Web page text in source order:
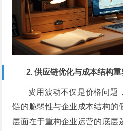
2. 供应链优化与成本结构重
费用波动不仅是价格问题
链的脆弱性与企业成本结构的
层面在于重构企业运营的底层